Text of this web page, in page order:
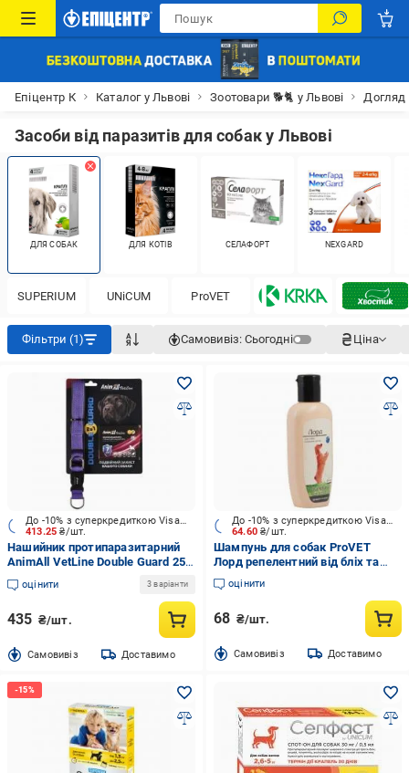
Епіцентр К Каталог у Львові Зоотовари 🐕🐈 у Львові Догляд
Засоби від паразитів для собак у Львові
ДЛЯ СОБАК ДЛЯ КОТІВ СЕЛАФОРТ NEXGARD
SUPERIUM UNiCUM ProVET
Фільтри (1) Самовивіз: Сьогодні Ціна
413.25₴/шт.
До -10% з суперкредиткою Visa Вигода
Нашийник протипаразитарний
AnimAll VetLine Double Guard 25
мм 400-500 мм пурпурний
оцінити 3 варіанти
435 ₴/шт.
Cамовивіз Доставимо
64.60₴/шт.
До -10% з суперкредиткою Visa Вигода
Шампунь для собак ProVET
Лорд репелентний від бліх та
кліщів 250 мл
оцінити
68 ₴/шт.
Cамовивіз Доставимо